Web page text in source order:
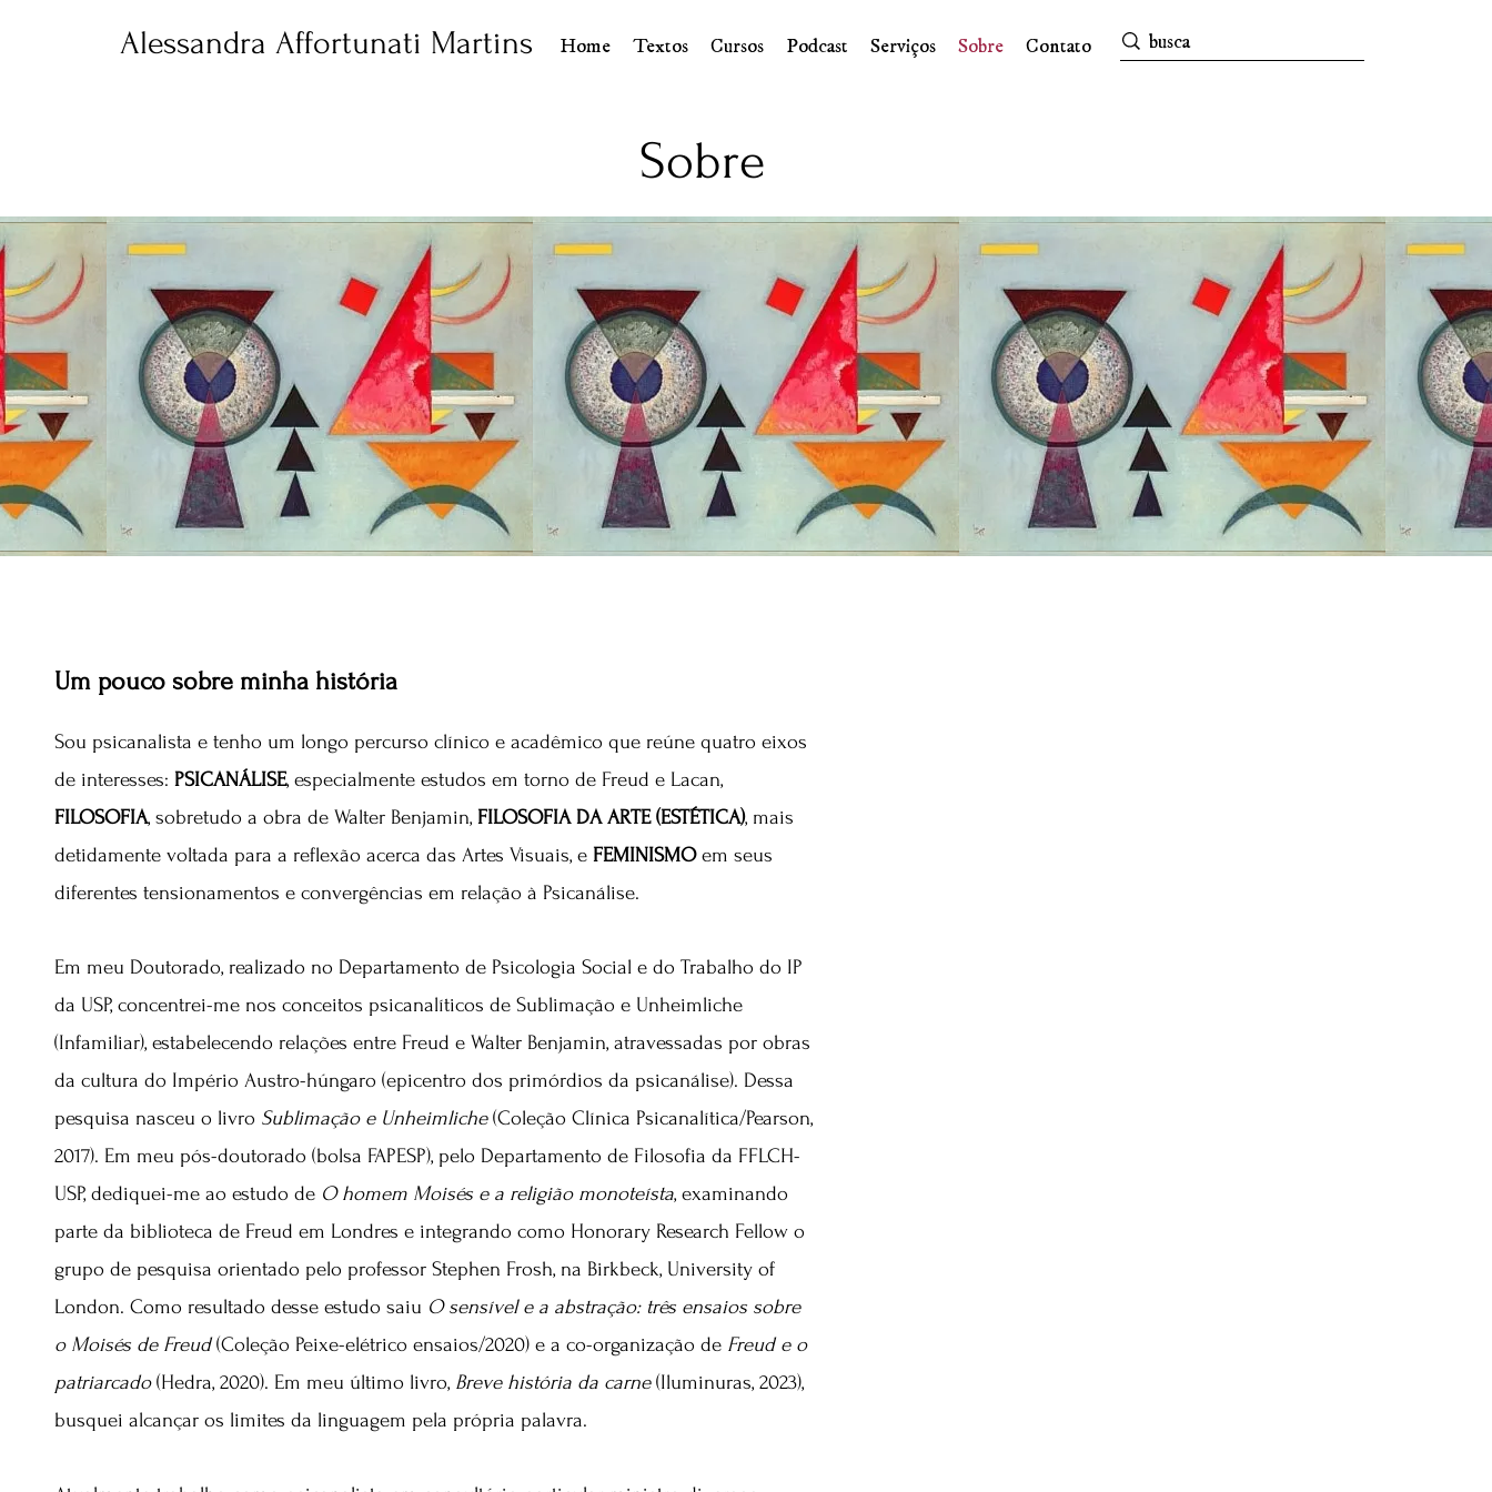
Alessandra Affortunati Martins Home Textos Cursos Podcast Serviços Sobre Contato
Sobre
Um pouco sobre minha história
Sou psicanalista e tenho um longo percurso clínico e acadêmico que reúne quatro eixos
de interesses: PSICANÁLISE, especialmente estudos em torno de Freud e Lacan,
FILOSOFIA, sobretudo a obra de Walter Benjamin, FILOSOFIA DA ARTE (ESTÉTICA), mais
detidamente voltada para a reflexão acerca das Artes Visuais, e FEMINISMOem seus
diferentes tensionamentos e convergências em relação à Psicanálise.
Em meu Doutorado, realizado no Departamento de Psicologia Social e do Trabalho do IP
da USP, concentrei-me nos conceitos psicanalíticos de Sublimação e Unheimliche
(Infamiliar), estabelecendo relações entre Freud e Walter Benjamin, atravessadas por obras
da cultura do Império Austro-húngaro (epicentro dos primórdios da psicanálise). Dessa
pesquisa nasceu o livro Sublimação e Unheimliche(Coleção Clínica Psicanalítica/Pearson,
2017). Em meu pós-doutorado (bolsa FAPESP), pelo Departamento de Filosofia da FFLCH-
USP, dediquei-me ao estudo de O homem Moisés e a religião monoteísta, examinando
parte da biblioteca de Freud em Londres e integrando como Honorary Research Fellow o
grupo de pesquisa orientado pelo professor Stephen Frosh, na Birkbeck, University of
London. Como resultado desse estudo saiu O sensível e a abstração: três ensaios sobre
o Moisés de Freud(Coleção Peixe-elétrico ensaios/2020) e a co-organização de Freud e o
patriarcado(Hedra, 2020). Em meu último livro, Breve história da carne(Iluminuras, 2023),
busquei alcançar os limites da linguagem pela própria palavra.